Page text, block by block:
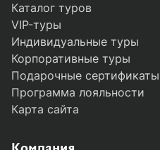
Если спустя месяцы, а
путешествия, я время
к нему возвращаюсь,
четки, его
значит, эта поездка
шкатулке самых
Каталог туров
VIP-туры
Индивидуальные туры
Корпоративные туры
Подарочные сертификаты
Программа лояльности
Карта сайта